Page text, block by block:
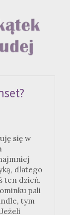
się w
dlatego
ten dzień.
pali
tym
Jeżeli